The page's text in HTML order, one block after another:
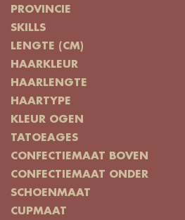
PROVINCIE
SKILLS
LENGTE (CM)
HAARKLEUR
HAARLENGTE
HAARTYPE
KLEUR OGEN
TATOEAGES
CONFECTIEMAAT BOVEN
CONFECTIEMAAT ONDER
SCHOENMAAT
CUPMAAT